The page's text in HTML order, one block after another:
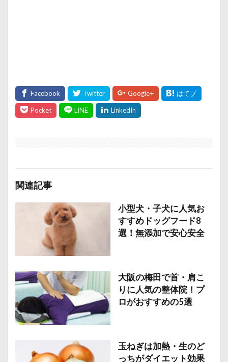
関連記事
小型犬・子犬に人気お
すすめドッグフード8
選！無添加で安心安全
大阪の梅田で首・肩こ
りに人気の整体院！プ
ロがおすすめの5選
玉ねぎは加熱・生のど
っちがダイエット効果